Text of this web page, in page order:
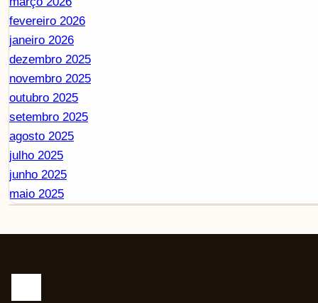
fevereiro 2026
janeiro 2026
dezembro 2025
novembro 2025
outubro 2025
setembro 2025
agosto 2025
julho 2025
junho 2025
maio 2025